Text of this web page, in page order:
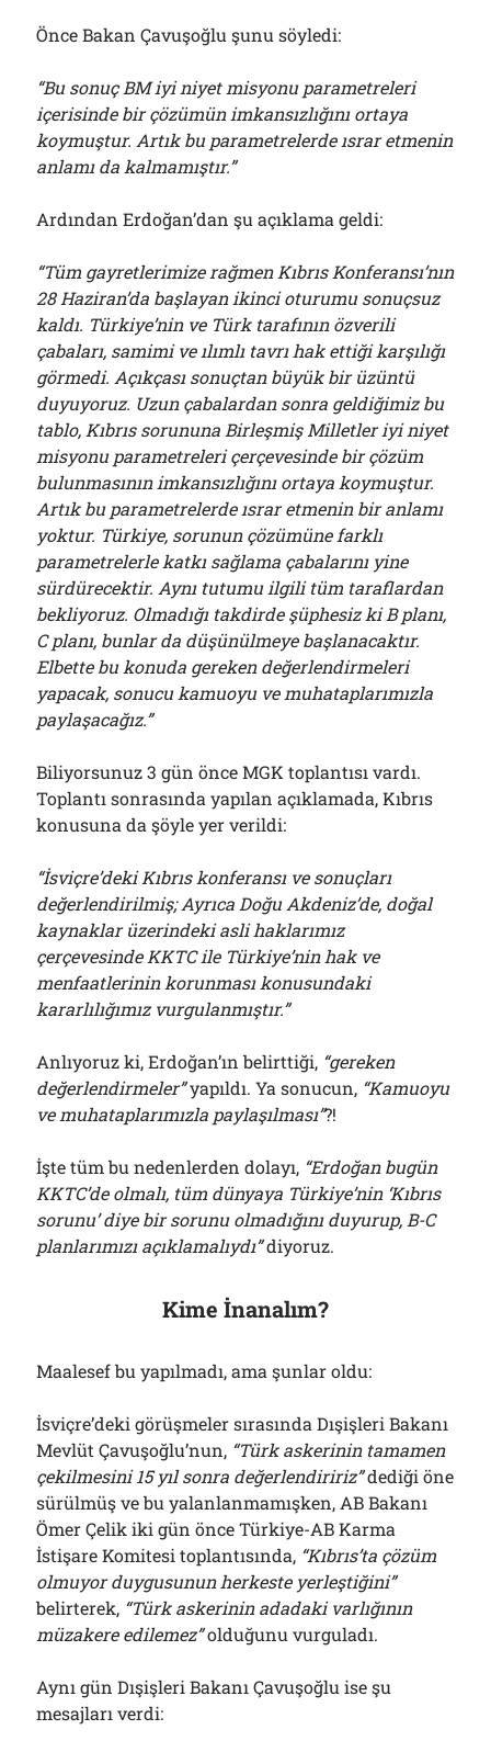
Önce Bakan Çavuşoğlu şunu söyledi:
“Bu sonuç BM iyi niyet misyonu parametreleri
içerisinde bir çözümün imkansızlığını ortaya
koymuştur. Artık bu parametrelerde ısrar etmenin
anlamı da kalmamıştır.”
Ardından Erdoğan’dan şu açıklama geldi:
“Tüm gayretlerimize rağmen Kıbrıs Konferansı’nın
28 Haziran’da başlayan ikinci oturumu sonuçsuz
kaldı. Türkiye’nin ve Türk tarafının özverili
çabaları, samimi ve ılımlı tavrı hak ettiği karşılığı
görmedi. Açıkçası sonuçtan büyük bir üzüntü
duyuyoruz. Uzun çabalardan sonra geldiğimiz bu
tablo, Kıbrıs sorununa Birleşmiş Milletler iyi niyet
misyonu parametreleri çerçevesinde bir çözüm
bulunmasının imkansızlığını ortaya koymuştur.
Artık bu parametrelerde ısrar etmenin bir anlamı
yoktur. Türkiye, sorunun çözümüne farklı
parametrelerle katkı sağlama çabalarını yine
sürdürecektir. Aynı tutumu ilgili tüm taraflardan
bekliyoruz. Olmadığı takdirde şüphesiz ki B planı,
C planı, bunlar da düşünülmeye başlanacaktır.
Elbette bu konuda gereken değerlendirmeleri
yapacak, sonucu kamuoyu ve muhataplarımızla
paylaşacağız.”
Biliyorsunuz 3 gün önce MGK toplantısı vardı.
Toplantı sonrasında yapılan açıklamada, Kıbrıs
konusuna da şöyle yer verildi:
“İsviçre’deki Kıbrıs konferansı ve sonuçları
değerlendirilmiş; Ayrıca Doğu Akdeniz’de, doğal
kaynaklar üzerindeki asli haklarımız
çerçevesinde KKTC ile Türkiye’nin hak ve
menfaatlerinin korunması konusundaki
kararlılığımız vurgulanmıştır.”
Anlıyoruz ki, Erdoğan’ın belirttiği, “gereken
değerlendirmeler”yapıldı. Ya sonucun, “Kamuoyu
ve muhataplarımızla paylaşılması”?!
İşte tüm bu nedenlerden dolayı, “Erdoğan bugün
KKTC’de olmalı, tüm dünyaya Türkiye’nin ‘Kıbrıs
sorunu’ diye bir sorunu olmadığını duyurup, B-C
planlarımızı açıklamalıydı”diyoruz.
Kime İnanalım?
Maalesef bu yapılmadı, ama şunlar oldu:
İsviçre’deki görüşmeler sırasında Dışişleri Bakanı
Mevlüt Çavuşoğlu’nun, “Türk askerinin tamamen
çekilmesini 15 yıl sonra değerlendiririz”dediği öne
sürülmüş ve bu yalanlanmamışken, AB Bakanı
Ömer Çelik iki gün önce Türkiye-AB Karma
İstişare Komitesi toplantısında, “Kıbrıs’ta çözüm
olmuyor duygusunun herkeste yerleştiğini”
belirterek, “Türk askerinin adadaki varlığının
müzakere edilemez”olduğunu vurguladı.
Aynı gün Dışişleri Bakanı Çavuşoğlu ise şu
mesajları verdi: